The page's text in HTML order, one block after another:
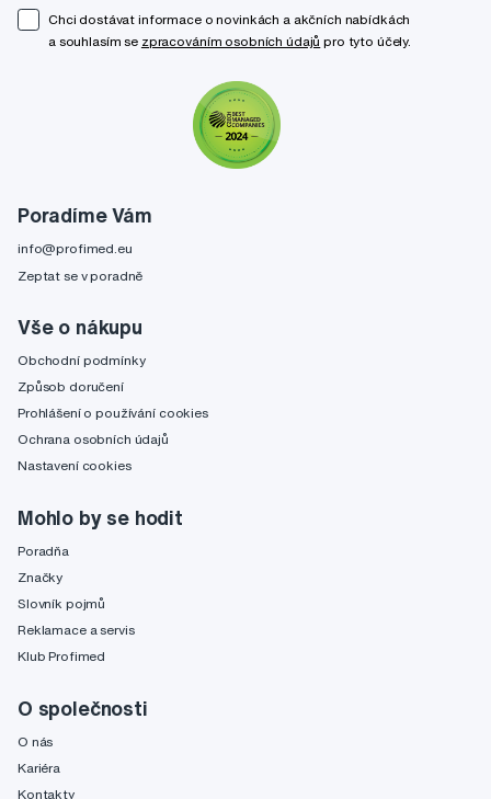
Poradíme Vám
info@profimed.eu
Zeptat se v poradně
Vše o nákupu
Obchodní podmínky
Způsob doručení
Prohlášení o používání cookies
Ochrana osobních údajů
Nastavení cookies
Mohlo by se hodit
Poradňa
Značky
Slovník pojmů
Reklamace a servis
Klub Profimed
O společnosti
O nás
Kariéra
Kontakty
Chci dostávat informace o novinkách a akčních nabídkách
a souhlasím se zpracováním osobních údajů pro tyto účely.